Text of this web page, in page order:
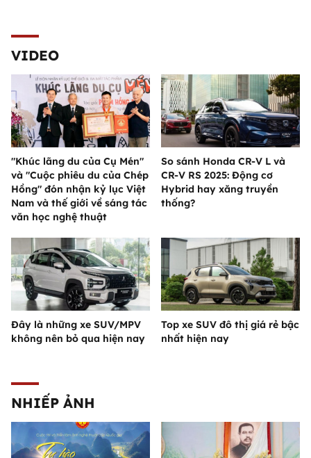
VIDEO
"Khúc lãng du của Cụ Mén"
và "Cuộc phiêu du của Chép
Hồng" đón nhận kỷ lục Việt
Nam và thế giới về sáng tác
văn học nghệ thuật
So sánh Honda CR-V L và
CR-V RS 2025: Động cơ
Hybrid hay xăng truyền
thống?
Đây là những xe SUV/MPV
không nên bỏ qua hiện nay
Top xe SUV đô thị giá rẻ bậc
nhất hiện nay
NHIẾP ẢNH